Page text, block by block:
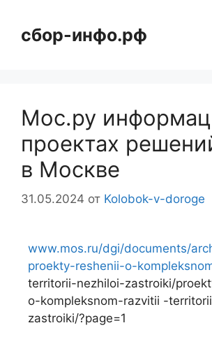
сбор-инфо.рф
Мос.ру
проектах
в Москве
31.05.2024 от Kolobok-v-doroge
www.mos.ru/dgi/documents/
proekty-reshenii-o-
territorii-nezhiloi-zastroiki/
o-kompleksnom-razvitii -
zastroiki/?page=1